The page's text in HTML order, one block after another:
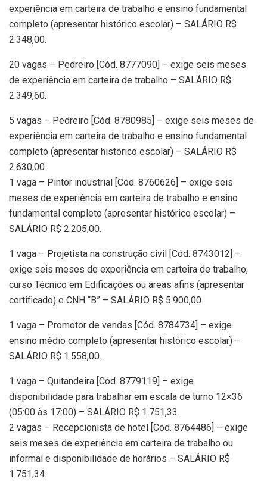
experiência em carteira de trabalho e ensino fundamental
completo (apresentar histórico escolar) – SALÁRIO R$
2.348,00.
20 vagas – Pedreiro [Cód. 8777090] – exige seis meses
de experiência em carteira de trabalho – SALÁRIO R$
2.349,60.
5 vagas – Pedreiro [Cód. 8780985] – exige seis meses de
experiência em carteira de trabalho e ensino fundamental
completo (apresentar histórico escolar) – SALÁRIO R$
2.630,00.
1 vaga – Pintor industrial [Cód. 8760626] – exige seis
meses de experiência em carteira de trabalho e ensino
fundamental completo (apresentar histórico escolar) –
SALÁRIO R$ 2.205,00.
1 vaga – Projetista na construção civil [Cód. 8743012] –
exige seis meses de experiência em carteira de trabalho,
curso Técnico em Edificações ou áreas afins (apresentar
certificado) e CNH “B” – SALÁRIO R$ 5.900,00.
1 vaga – Promotor de vendas [Cód. 8784734] – exige
ensino médio completo (apresentar histórico escolar) –
SALÁRIO R$ 1.558,00.
1 vaga – Quitandeira [Cód. 8779119] – exige
disponibilidade para trabalhar em escala de turno 12×36
(05:00 às 17:00) – SALÁRIO R$ 1.751,33.
2 vagas – Recepcionista de hotel [Cód. 8764486] – exige
seis meses de experiência em carteira de trabalho ou
informal e disponibilidade de horários – SALÁRIO R$
1.751,34.